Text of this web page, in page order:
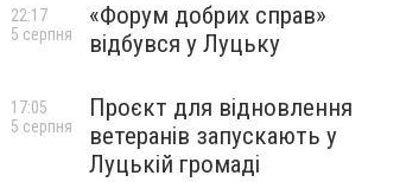
«Форум добрих справ»
відбувся у Луцьку
22:17
5 серпня
Проєкт для відновлення
ветеранів запускають у
Луцькій громаді
17:05
5 серпня